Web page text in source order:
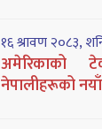
१६ श्रावण २०८३,
अमेरिकाको
नेपालीहरूको नयाँ